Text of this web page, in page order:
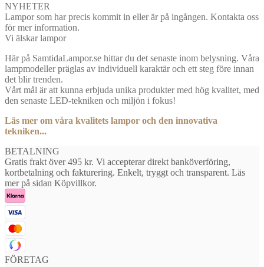
NYHETER
Lampor som har precis kommit in eller är på ingången. Kontakta oss
för mer information.
Vi älskar lampor
Här på SamtidaLampor.se hittar du det senaste inom belysning. Våra
lampmodeller präglas av individuell karaktär och ett steg före innan
det blir trenden.
Vårt mål är att kunna erbjuda unika produkter med hög kvalitet, med
den senaste LED-tekniken och miljön i fokus!
Läs mer om våra kvalitets lampor och den innovativa
tekniken...
BETALNING
Gratis frakt över 495 kr. Vi accepterar direkt banköverföring,
kortbetalning och fakturering. Enkelt, tryggt och transparent. Läs
mer på sidan Köpvillkor.
FÖRETAG